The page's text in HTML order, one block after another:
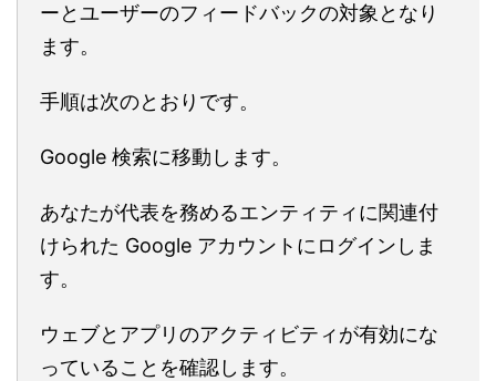
ーとユーザーのフィードバックの対象となり
ます。
手順は次のとおりです。
Google 検索に移動します。
あなたが代表を務めるエンティティに関連付
けられた Google アカウントにログインしま
す。
ウェブとアプリのアクティビティが有効にな
っていることを確認します。